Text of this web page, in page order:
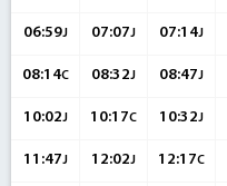
06:59J 07:07J 07:14J
08:14C 08:32J 08:47J
10:02J 10:17C 10:32J
11:47J 12:02J 12:17C